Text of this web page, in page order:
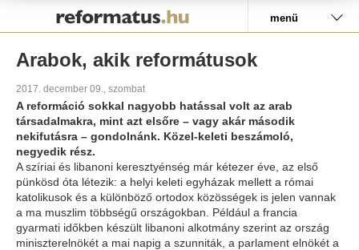
menü
Arabok, akik reformátusok
2017. december 09., szombat
A reformáció sokkal nagyobb hatással volt az arab
társadalmakra, mint azt elsőre – vagy akár második
nekifutásra – gondolnánk. Közel-keleti beszámoló,
negyedik rész.
A szíriai és libanoni keresztyénség már kétezer éve, az első
pünkösd óta létezik: a helyi keleti egyházak mellett a római
katolikusok és a különböző ortodox közösségek is jelen vannak
a ma muszlim többségű országokban. Például a francia
gyarmati időkben készült libanoni alkotmány szerint az ország
miniszterelnökét a mai napig a szunniták, a parlament elnökét a